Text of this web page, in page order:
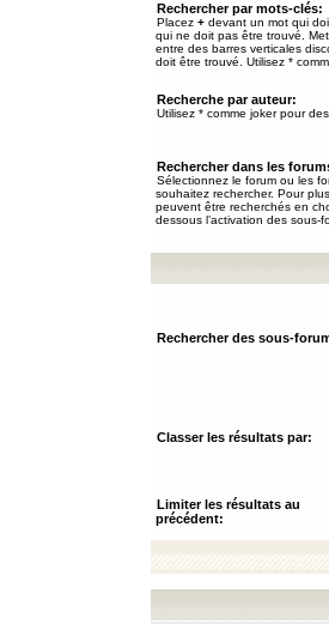
Rechercher par mots-clés:
Placez + devant un mot qui
qui ne doit pas être trouvé.
entre des barres verticales
doit être trouvé. Utilisez *
Recherche par auteur:
Utilisez * comme joker pour
Rechercher dans les
Sélectionnez le forum ou les
souhaitez rechercher. Pour
peuvent être recherchés en
dessous l’activation des sous-
Rechercher des sous-
Classer les résultats par:
Limiter les résultats au
précédent: